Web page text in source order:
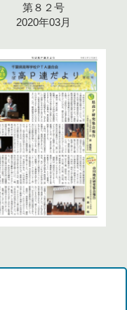
第８２号
2020年03月